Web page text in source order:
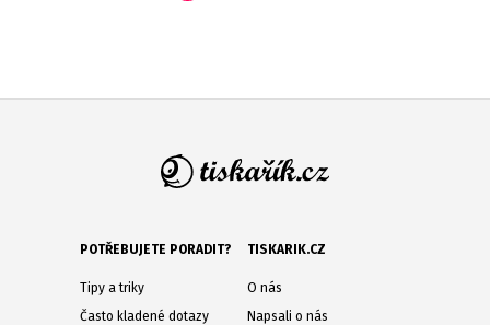
POTŘEBUJETE PORADIT?
Tipy a triky
Často kladené dotazy
TISKARIK.CZ
O nás
Napsali o nás